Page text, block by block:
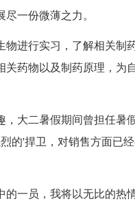
一份微薄之力。
行实习，了解相关制药
药物以及制药原理，为
大二暑假期间曾担任暑
的'捍卫，对销售方面已
一员，我将以无比的热